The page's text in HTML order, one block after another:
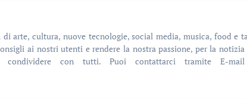
ai nostri utenti e rendere la nostra passione, per la notizia
condividere con tutti. Puoi contattarci tramite E-